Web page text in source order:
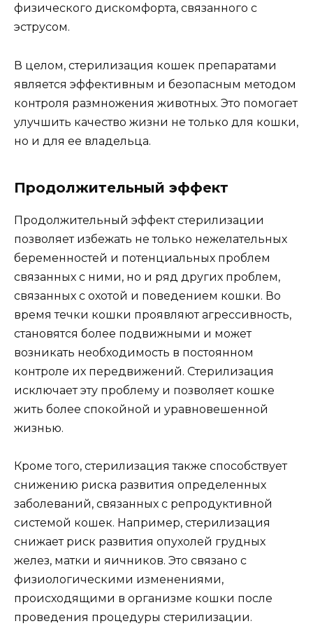
физического дискомфорта, связанного с
эструсом.
В целом, стерилизация кошек препаратами
является эффективным и безопасным методом
контроля размножения животных. Это помогает
улучшить качество жизни не только для кошки,
но и для ее владельца.
Продолжительный эффект
Продолжительный эффект стерилизации
позволяет избежать не только нежелательных
беременностей и потенциальных проблем
связанных с ними, но и ряд других проблем,
связанных с охотой и поведением кошки. Во
время течки кошки проявляют агрессивность,
становятся более подвижными и может
возникать необходимость в постоянном
контроле их передвижений. Стерилизация
исключает эту проблему и позволяет кошке
жить более спокойной и уравновешенной
жизнью.
Кроме того, стерилизация также способствует
снижению риска развития определенных
заболеваний, связанных с репродуктивной
системой кошек. Например, стерилизация
снижает риск развития опухолей грудных
желез, матки и яичников. Это связано с
физиологическими изменениями,
происходящими в организме кошки после
проведения процедуры стерилизации.